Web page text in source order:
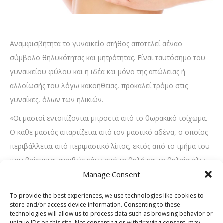
Manage Consent
To provide the best experiences, we use technologies like cookies to
store and/or access device information. Consenting to these
technologies will allow us to process data such as browsing behavior or
Αναμφισβήτητα το γυναικείο στήθος αποτελεί αέναο
σύμβολο θηλυκότητας και μητρότητας. Είναι ταυτόσημο του
γυναικείου φύλου και η ιδέα και μόνο της απώλειας ή
αλλοίωσής του λόγω κακοήθειας, προκαλεί τρόμο στις
γυναίκες, όλων των ηλικιών.
«Οι μαστοί εντοπίζονται μπροστά από το θωρακικό τοίχωμα.
Ο κάθε μαστός απαρτίζεται από τον μαστικό αδένα, ο οποίος
περιβάλλεται από περιμαστικό λίπος, εκτός από το τμήμα του
που βρίσκεται ακριβώς κάτω από τη θηλή και τη θηλαία άλω.
Το περιμαστικό λίπος είναι αυτό που δίνει το χαρακτηριστικό
σχήμα και φέρει μια απόφυση προς τη μασχαλιαία κοιλότητα.
Αποτελείται από 6-8 λοβία που το καθένα παροχετεύει στο